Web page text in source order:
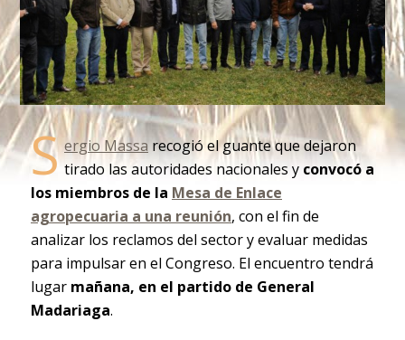
S ergio Massa recogió el guante que dejaron
tirado las autoridades nacionales y convocó a
los miembros de la Mesa de Enlace
agropecuaria a una reunión, con el fin de
analizar los reclamos del sector y evaluar medidas
para impulsar en el Congreso. El encuentro tendrá
lugar mañana, en el partido de General
Madariaga.